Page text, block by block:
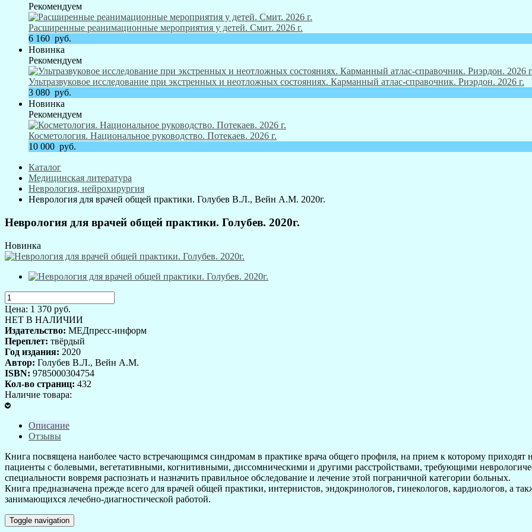
Рекомендуем
Расширенные реанимационные мероприятия у детей. Смит. 2026 г.
6 160 руб.
Новинка
Рекомендуем
Ультразвуковое исследование при экстренных и неотложных состояниях. Карманный атлас-справочник. Риэрдон. 2026 г.
3 080 руб.
Новинка
Рекомендуем
Косметология. Национальное руководство. Потекаев. 2026 г.
10 000 руб.
Каталог
Медицинская литература
Неврология, нейрохирургия
Неврология для врачей общей практики. Голубев В.Л., Вейн А.М. 2020г.
Неврология для врачей общей практики. Голубев. 2020г.
Новинка
Цена: 1 370 руб.
НЕТ В НАЛИЧИИ
Издательство: МЕДпресс-информ
Переплет: твёрдый
Год издания: 2020
Автор: Голубев В.Л., Вейн А.М.
ISBN: 9785000304754
Кол-во страниц: 432
Наличие товара:
Описание
Отзывы
Книга посвящена наиболее часто встречающимся синдромам в практике врача общего профиля, на прием к которому приходят
пациенты с болевыми, вегетативными, когнитивными, диссомническими и другими расстройствами, требующими
специальности вовремя распознать и назначить правильное обследование и лечение этой пограничной категории больных.
Книга предназначена прежде всего для врачей общей практики, интернистов, эндокринологов, гинекологов, кардиологов, а
занимающихся лечебно-диагностической работой.
Toggle navigation